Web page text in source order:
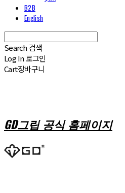
B2B
English
Search 검색
Log In로그인
Cart장바구니
GD그립 공식 홈페이지